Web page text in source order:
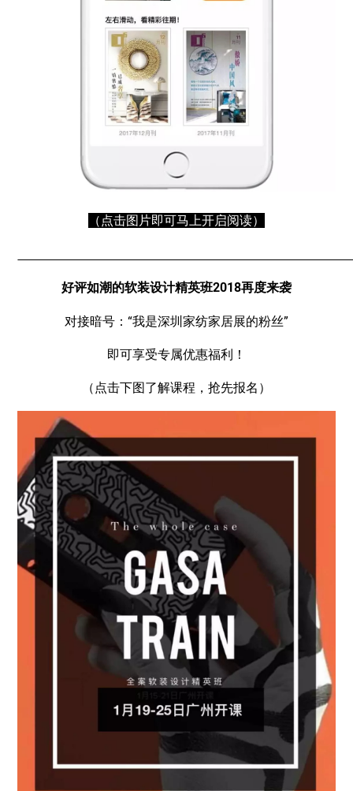
（点击图片即可马上开启阅读）
好评如潮的软装设计精英班2018再度来袭
对接暗号：“我是深圳家纺家居展的粉丝”
即可享受专属优惠福利！
（点击下图了解课程，抢先报名）